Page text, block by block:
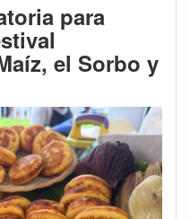
para
el Sorbo y